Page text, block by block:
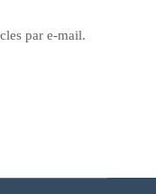
par e-mail.